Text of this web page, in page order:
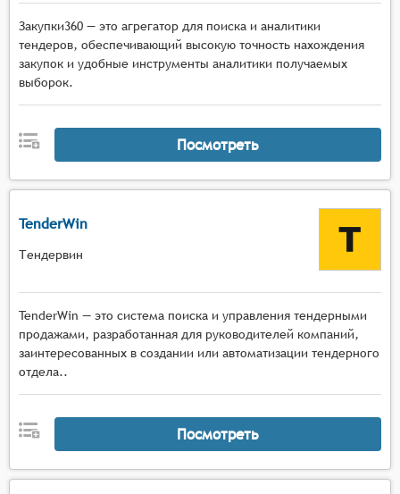
Закупки360 — это агрегатор для поиска и аналитики
тендеров, обеспечивающий высокую точность нахождения
закупок и удобные инструменты аналитики получаемых
выборок.
Посмотреть
TenderWin
Тендервин
TenderWin — это система поиска и управления тендерными
продажами, разработанная для руководителей компаний,
заинтересованных в создании или автоматизации тендерного
отдела..
Посмотреть